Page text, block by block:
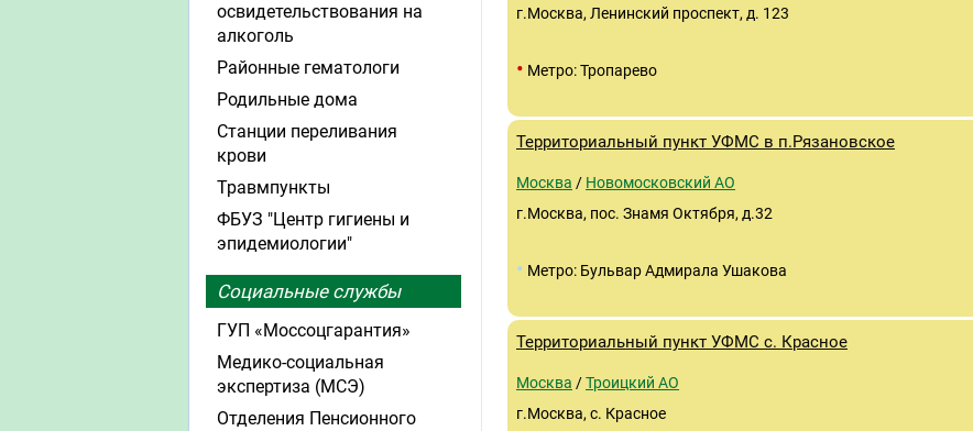
г.Москва, Ленинский проспект, д. 123
• Метро: Тропарево
Территориальный пункт УФМС в п.Рязановское
Москва / Новомосковский АО
г.Москва, пос. Знамя Октября, д.32
• Метро: Бульвар Адмирала Ушакова
Территориальный пункт УФМС с. Красное
Москва /Троицкий АО
г.Москва, с. Красное
освидетельствования на
алкоголь
Районные гематологи
Родильные дома
Станции переливания
крови
Травмпункты
ФБУЗ "Центр гигиены и
эпидемиологии"
Социальные службы
ГУП «Моссоцгарантия»
Медико-социальная
экспертиза (МСЭ)
Отделения Пенсионного